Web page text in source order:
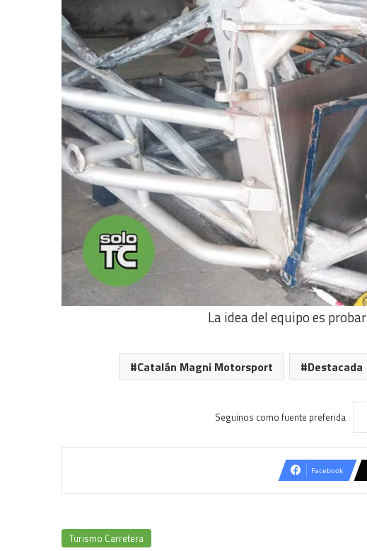
La idea del equipo es
Catalán Magni Motorsport Destacada
Seguinos como fuente preferida
Facebook